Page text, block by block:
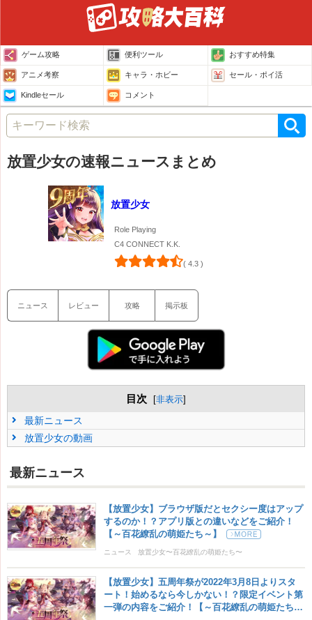
ゲーム攻略 便利ツール おすすめ特集
アニメ考察 キャラ・ホビー セール・ポイ活
Kindleセール コメント
放置少女の速報ニュースまとめ
放置少女
Role Playing
C4 CONNECT K.K.
( 4.3 )
ニュース レビュー 攻略 掲示板
目次 [非表示]
最新ニュース
放置少女の動画
最新ニュース
【放置少女】ブラウザ版だとセクシー度はアップ
するのか！？アプリ版との違いなどをご紹介！
【～百花繚乱の萌姫たち～】
ニュース 放置少女〜百花繚乱の萌姫たち〜
【放置少女】五周年祭が2022年3月8日よりスタ
ート！始めるなら今しかない！？限定イベント第
一弾の内容をご紹介！【～百花繚乱の萌姫たち